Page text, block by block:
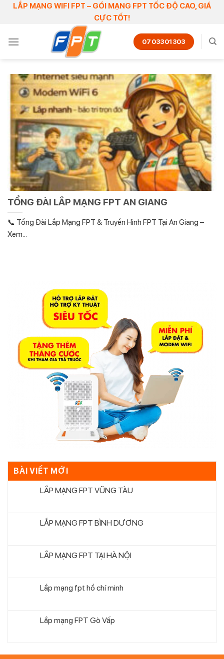
SkipLẮP MẠNG WIFI FPT – GÓI MẠNG FPT TỐC ĐỘ CAO, GIÁ
CỰC TỐT!
0703301303
TỔNG ĐÀI LẮP MẠNG FPT AN GIANG
📞 Tổng Đài Lắp Mạng FPT & Truyền Hình FPT Tại An Giang –
Xem...
BÀI VIẾT MỚI
LẮP MẠNG FPT VŨNG TÀU
LẮP MẠNG FPT BÌNH DƯƠNG
LẮP MẠNG FPT TẠI HÀ NỘI
Lắp mạng fpt hồ chí minh
Lắp mạng FPT Gò Vấp